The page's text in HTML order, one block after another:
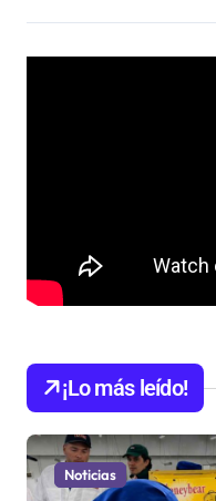
¡Lo más leído!
Noticias